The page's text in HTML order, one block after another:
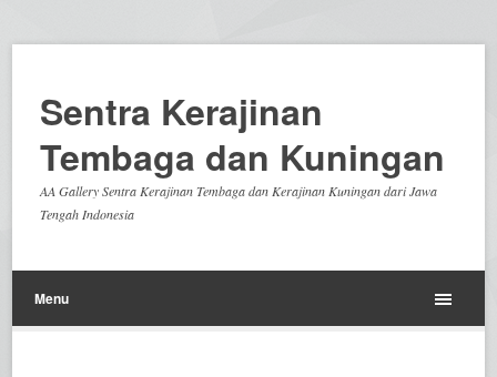
Sentra Kerajinan
Tembaga dan Kuningan
AA Gallery Sentra Kerajinan Tembaga dan Kerajinan Kuningan dari Jawa
Tengah Indonesia
Menu